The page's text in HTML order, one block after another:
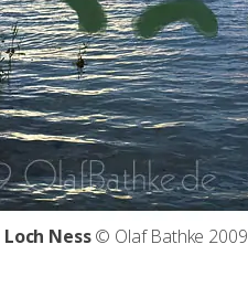
Loch Ness© Olaf Bathke 2009